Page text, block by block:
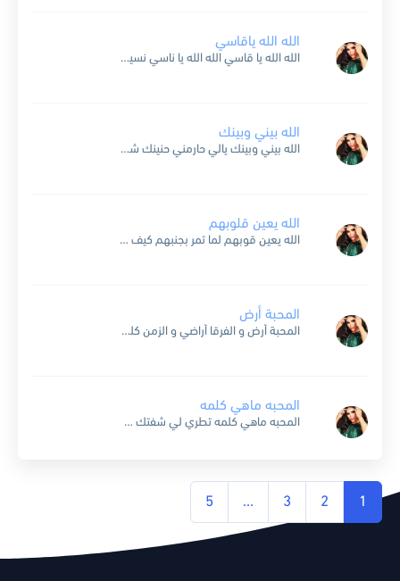
الله الله ياقاسي
الله الله يا قاسي الله الله يا ناسي نسيت اسمي وانا حبك تشيبلي شعر راسي الله الله يا قاسي الله الله يا ناسي نسيت اسمي وانا حبك تشيبلي شعر راسي...
الله بيني وبينك
الله بيني وبينك يالي حارمني حنينك شالذي خلا غرورك اشواق لو حسن زينك لو عزة النفس يا فلان لو عزة النفس يا فلان يا اغلى انسان انسان يا اغلى انسان...
الله يعين قلوبهم
الله يعين قوبهم لما تمر بجنبهم كيف هم يتحملون حسنك تشوفه عيونهم لما تعدي بكل جنون تلاحقك كل العيون الله ياهم يتعبون الله ياهم يتعبون وتصعب عليّه حالهم الله يعين...
المحبة أرض
المحبة أرض و الفرقا أراضي و الزمن كله ترى لا غبت ماضي والله إني ما أشوف إلا عيونك أن رحلت اليوم أو طول مراضي قالوا العذال و العذال مرضي وش...
المحبه ماهي كلمه
المحبه ماهي كلمه تطري لي شفتك علي المحبه ياحبيبي تضحيه في كل شي ماهي بس كلمه و تروح تبني لك فيها طموح دربها شوق وتلاقي دربها ماهوب جروح عيش بالحب...
1
2
3
…
5